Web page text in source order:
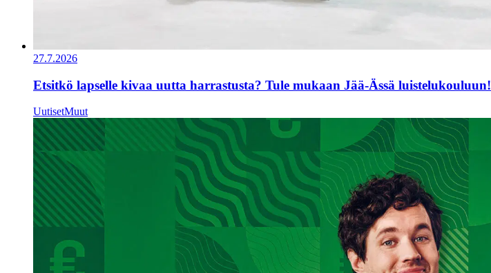
27.7.2026
Etsitkö lapselle kivaa uutta harrastusta? Tule mukaan Jää-Ässä luistelukouluun!
UutisetMuut